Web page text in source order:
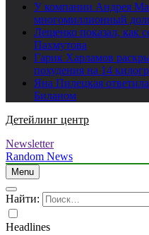
У компании Андрея
многомиллионный
Лещенко показал, как
Пахмутова
Гарик Харламов
похудения на 14
Яна Пилецкая
Биланом
Детейлинг центр
Newsletter
Random News
Menu
Найти:
Headlines